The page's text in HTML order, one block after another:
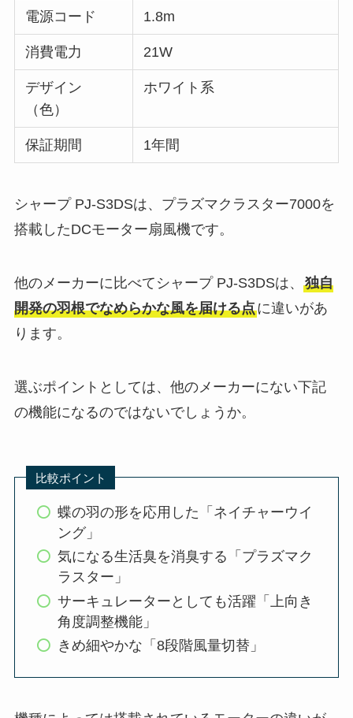
電源コード 1.8m
消費電力 21W
デザイン
（色）
ホワイト系
保証期間 1年間
シャープ PJ-S3DSは、プラズマクラスター7000を
搭載したDCモーター扇風機です。
他のメーカーに比べてシャープ PJ-S3DSは、 独自
開発の羽根でなめらかな風を届ける点に違いがあ
ります。
選ぶポイントとしては、他のメーカーにない下記
の機能になるのではないでしょうか。
比較ポイント
蝶の羽の形を応用した「ネイチャーウイ
ング」
気になる生活臭を消臭する「プラズマク
ラスター」
サーキュレーターとしても活躍「上向き
角度調整機能」
きめ細やかな「8段階風量切替」